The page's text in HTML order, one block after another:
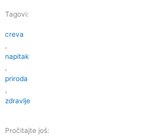
Tagovi:
creva
,
napitak
,
priroda
,
zdravlje
Pročitajte još: